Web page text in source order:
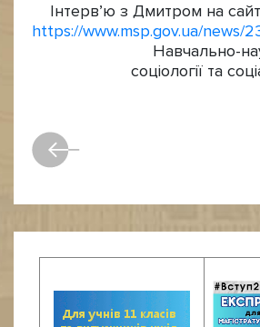
Інтерв’ю з Дмитром на
https://www.msp.gov.ua/news/
Навчально-
соціології та